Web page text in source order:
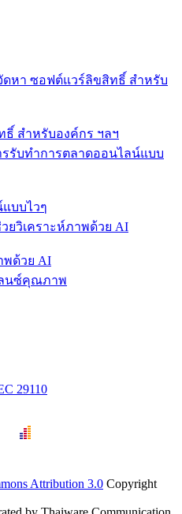
สำหรับองค์กร ฯลฯ
บบไวๆ
พด้วย AI
Attribution 3.0 Copyright